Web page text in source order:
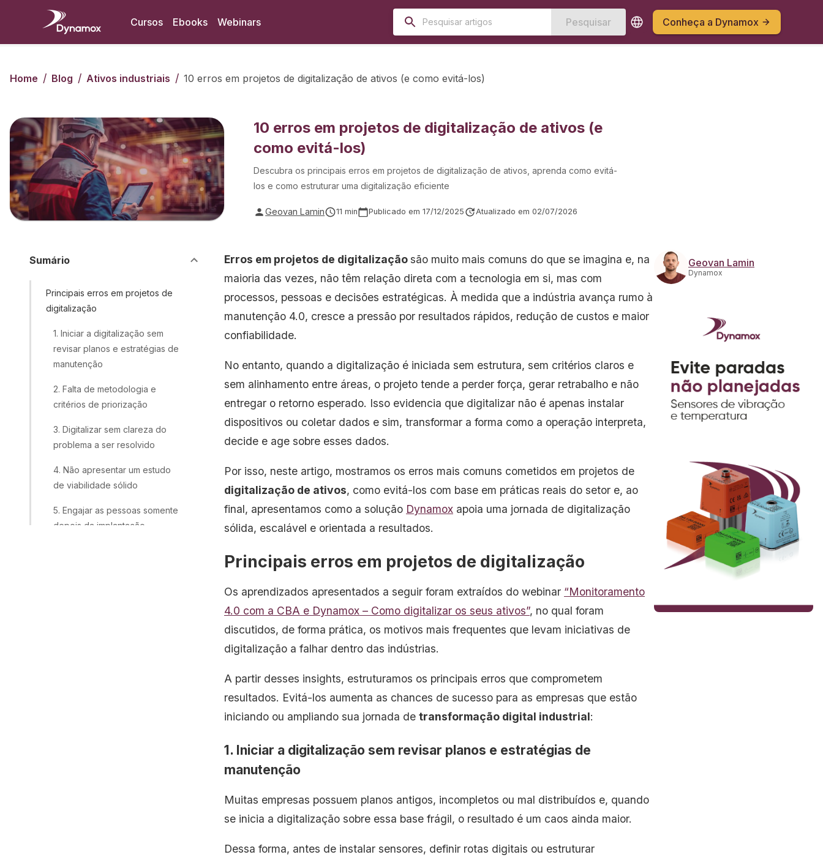
Cursos Ebooks Webinars Pesquisar Conheça a Dynamox
Home / Blog / Ativos industriais / 10 erros em projetos de digitalização de ativos (e como evitá-los)
10 erros em projetos de digitalização de ativos (e
como evitá-los)
Descubra os principais erros em projetos de digitalização de ativos, aprenda como evitá-
los e como estruturar uma digitalização eficiente
Geovan Lamin 11 min Publicado em 17/12/2025 Atualizado em 02/07/2026
Sumário
Principais erros em projetos de
digitalização
1. Iniciar a digitalização sem
revisar planos e estratégias de
manutenção
2. Falta de metodologia e
critérios de priorização
3. Digitalizar sem clareza do
problema a ser resolvido
4. Não apresentar um estudo
de viabilidade sólido
5. Engajar as pessoas somente
depois da implantação
Erros em projetos de digitalizaçãosão muito mais comuns do que se imagina e, na
maioria das vezes, não têm relação direta com a tecnologia em si, mas com
processos, pessoas e decisões estratégicas. À medida que a indústria avança rumo à
manutenção 4.0, cresce a pressão por resultados rápidos, redução de custos e maior
confiabilidade.
No entanto, quando a digitalização é iniciada sem estrutura, sem critérios claros e
sem alinhamento entre áreas, o projeto tende a perder força, gerar retrabalho e não
entregar o retorno esperado. Isso evidencia que digitalizar não é apenas instalar
dispositivos ou coletar dados e sim, transformar a forma como a operação interpreta,
decide e age sobre esses dados.
Por isso, neste artigo, mostramos os erros mais comuns cometidos em projetos de
digitalização de ativos, como evitá-los com base em práticas reais do setor e, ao
final, apresentamos como a solução Dynamox apoia uma jornada de digitalização
sólida, escalável e orientada a resultados.
Principais erros em projetos de digitalização
Os aprendizados apresentados a seguir foram extraídos do webinar “Monitoramento
4.0 com a CBA e Dynamox – Como digitalizar os seus ativos”, no qual foram
discutidos, de forma prática, os motivos mais frequentes que levam iniciativas de
digitalização a falhar dentro das indústrias.
A partir desses insights, estruturamos os principais erros que comprometem
resultados. Evitá-los aumenta as chances de sucesso para as empresas que estão
iniciando ou ampliando sua jornada de transformação digital industrial:
1. Iniciar a digitalização sem revisar planos e estratégias de
manutenção
Muitas empresas possuem planos antigos, incompletos ou mal distribuídos e, quando
se inicia a digitalização sobre essa base frágil, o resultado é um caos ainda maior.
Dessa forma, antes de instalar sensores, definir rotas digitais ou estruturar
Geovan Lamin
Dynamox